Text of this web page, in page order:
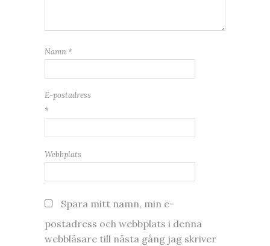
Namn *
E-postadress
*
Webbplats
Spara mitt namn, min e-
postadress och webbplats i denna
webbläsare till nästa gång jag skriver